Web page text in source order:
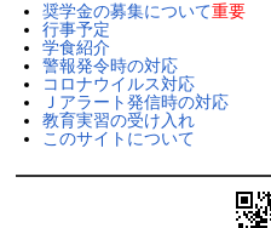
奨学金の募集について重要
行事予定
学食紹介
警報発令時の対応
コロナウイルス対応
Ｊアラート発信時の対応
教育実習の受け入れ
このサイトについて